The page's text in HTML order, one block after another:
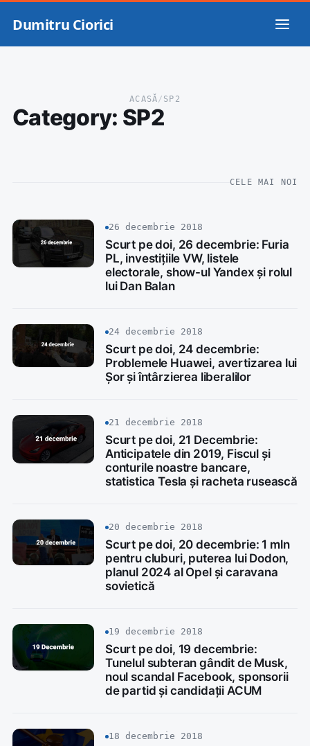
Dumitru Ciorici
ACASĂ/ SP2
Category: SP2
CELE MAI NOI
26 decembrie 2018
Scurt pe doi, 26 decembrie: Furia
PL, investițiile VW, listele
electorale, show-ul Yandex și rolul
lui Dan Balan
24 decembrie 2018
Scurt pe doi, 24 decembrie:
Problemele Huawei, avertizarea lui
Șor și întârzierea liberalilor
21 decembrie 2018
Scurt pe doi, 21 Decembrie:
Anticipatele din 2019, Fiscul și
conturile noastre bancare,
statistica Tesla și racheta rusească
20 decembrie 2018
Scurt pe doi, 20 decembrie: 1 mln
pentru cluburi, puterea lui Dodon,
planul 2024 al Opel și caravana
sovietică
19 decembrie 2018
Scurt pe doi, 19 decembrie:
Tunelul subteran gândit de Musk,
noul scandal Facebook, sponsorii
de partid și candidații ACUM
18 decembrie 2018